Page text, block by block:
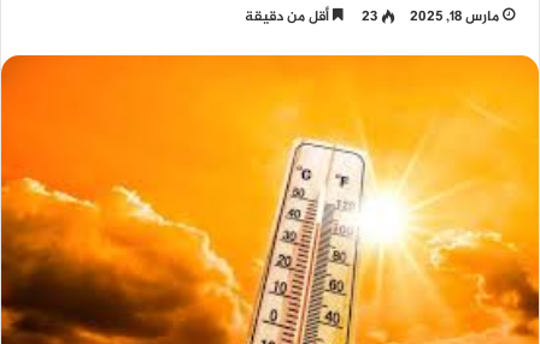
مارس 18, 2025 23 أقل من دقيقة